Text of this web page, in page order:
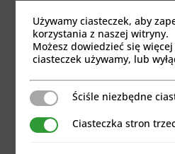
środek mający
kondycję, pamiętaj,
nie mają
ewentualna
w momentach
Używamy ciasteczek, aby
korzystania z naszej witryny.
Możesz dowiedzieć się
ciasteczek używamy, lub
Ściśle niezbędne ciasteczka
Ściśle niezbędne
Ciasteczka stron trzecich
Ciasteczka stron